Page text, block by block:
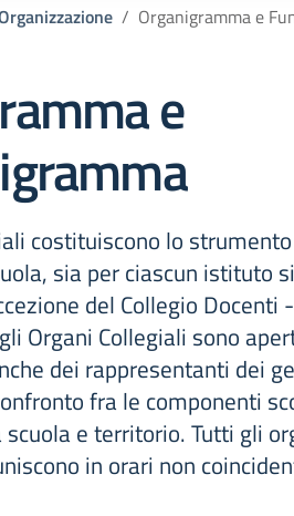
Organigramma e
e
costituiscono lo
sia per ciascun istituto
del Collegio Docenti
Organi Collegiali sono
dei rappresentanti dei
fra le componenti
e territorio. Tutti gli
in orari non